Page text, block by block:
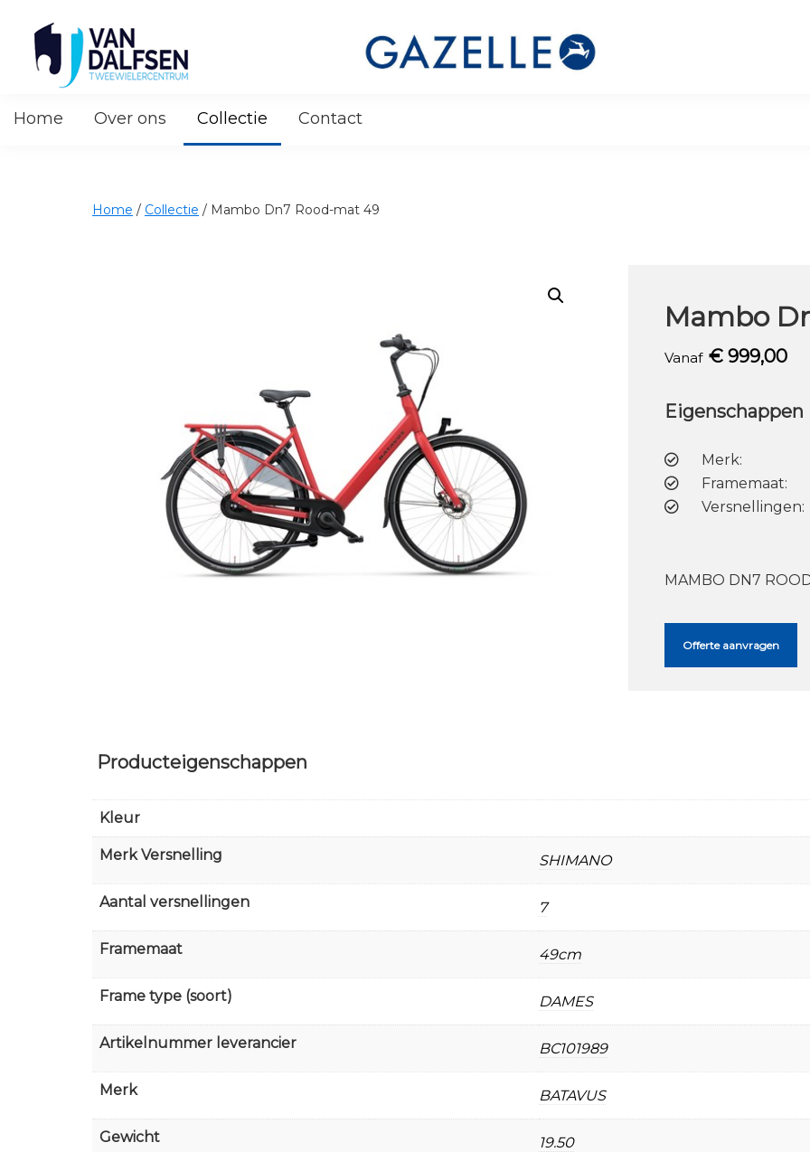
primary
navigation
footer
Dalfsen
Home Over ons Collectie Contact
Home / Collectie / Mambo Dn7 Rood-mat 49
Mambo
Vanaf € 999,00
Eigenschappen
Merk:
Framemaat:
Versnellingen:
MAMBO DN7
Offerte aanvragen
Producteigenschappen
Kleur
Merk Versnelling SHIMANO
Aantal versnellingen 7
Framemaat 49cm
Frame type (soort) DAMES
Artikelnummer leverancier BC101989
Merk BATAVUS
Gewicht 19.50